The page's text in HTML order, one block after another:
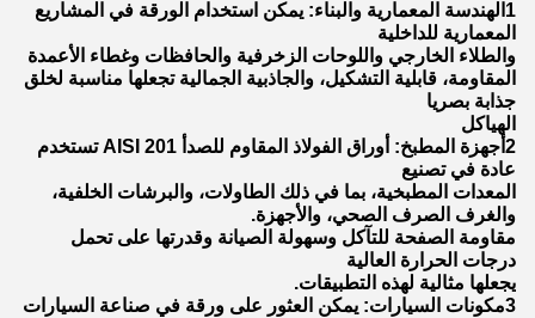
1الهندسة المعمارية والبناء: يمكن استخدام الورقة في المشاريع
المعمارية للداخلية
والطلاء الخارجي واللوحات الزخرفية والحافظات وغطاء الأعمدة
المقاومة، قابلية التشكيل، والجاذبية الجمالية تجعلها مناسبة لخلق
جذابة بصريا
الهياكل
2أجهزة المطبخ: أوراق الفولاذ المقاوم للصدأ AISI 201 تستخدم
عادة في تصنيع
المعدات المطبخية، بما في ذلك الطاولات، والبرشات الخلفية،
والغرف الصرف الصحي، والأجهزة.
مقاومة الصفحة للتآكل وسهولة الصيانة وقدرتها على تحمل
درجات الحرارة العالية
يجعلها مثالية لهذه التطبيقات.
3مكونات السيارات: يمكن العثور على ورقة في صناعة السيارات